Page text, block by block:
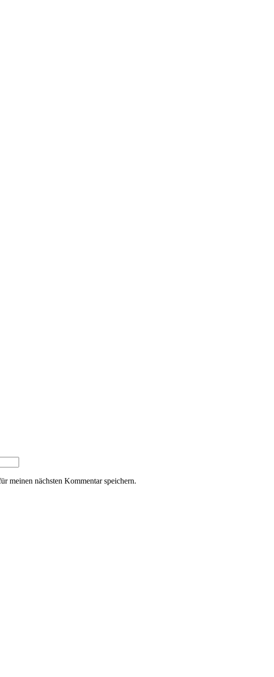
meinen nächsten Kommentar speichern.